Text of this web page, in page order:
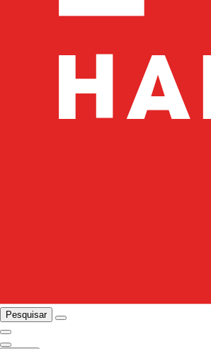
Pesquisar